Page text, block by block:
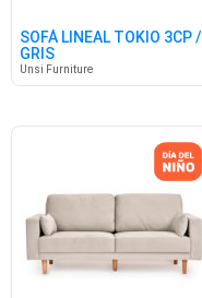
SOFÁ LINEAL TOKIO 3CP /
GRIS
Unsi Furniture